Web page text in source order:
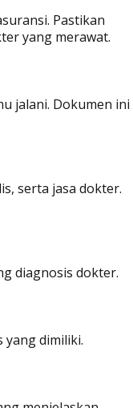
Pastikan
yang merawat.
jalani. Dokumen ini
serta jasa dokter.
diagnosis dokter.
yang dimiliki.